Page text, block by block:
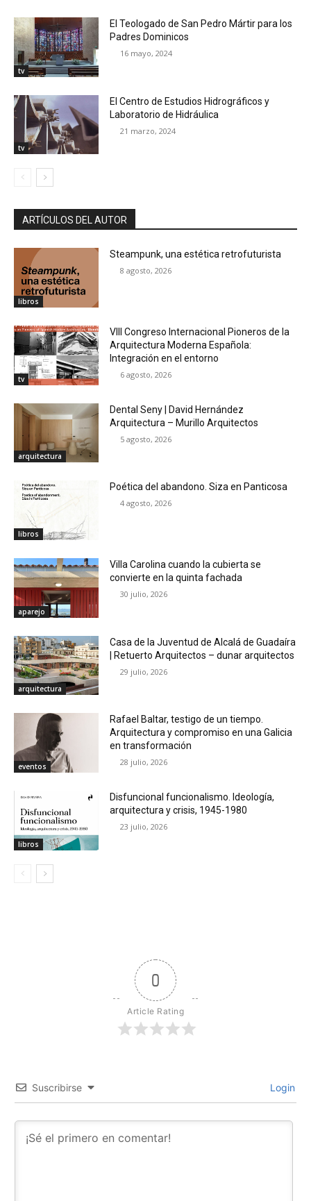
tv
El Teologado de San Pedro Mártir para los
Padres Dominicos
16 mayo, 2024
tv
El Centro de Estudios Hidrográficos y
Laboratorio de Hidráulica
21 marzo, 2024
ARTÍCULOS DEL AUTOR
libros
Steampunk, una estética retrofuturista
8 agosto, 2026
tv
VIII Congreso Internacional Pioneros de la
Arquitectura Moderna Española:
Integración en el entorno
6 agosto, 2026
arquitectura
Dental Seny | David Hernández
Arquitectura – Murillo Arquitectos
5 agosto, 2026
libros
Poética del abandono. Siza en Panticosa
4 agosto, 2026
aparejo
Villa Carolina cuando la cubierta se
convierte en la quinta fachada
30 julio, 2026
arquitectura
Casa de la Juventud de Alcalá de Guadaíra
| Retuerto Arquitectos – dunar arquitectos
29 julio, 2026
eventos
Rafael Baltar, testigo de un tiempo.
Arquitectura y compromiso en una Galicia
en transformación
28 julio, 2026
libros
Disfuncional funcionalismo. Ideología,
arquitectura y crisis, 1945-1980
23 julio, 2026
0
Article Rating
Suscribirse Login